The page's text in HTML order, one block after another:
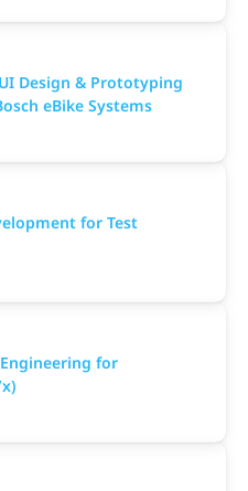
Design & Prototyping
eBike Systems
for Test
for